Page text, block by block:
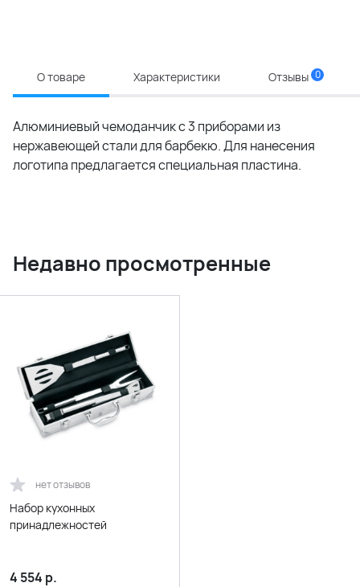
О товаре Характеристики Отзывы 0
Алюминиевый чемоданчик с 3 приборами из
нержавеющей стали для барбекю. Для нанесения
логотипа предлагается специальная пластина.
Недавно просмотренные
нет отзывов
Набор кухонных
принадлежностей
4 554 р.